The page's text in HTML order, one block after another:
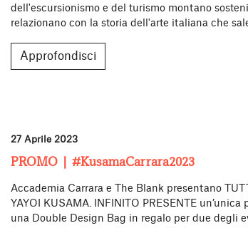
dell'escursionismo e del turismo montano
relazionano con la storia dell'arte italiana che
Approfondisci
27 Aprile 2023
PROMO | #KusamaCarrara2023
Accademia Carrara e The Blank presentano
YAYOI KUSAMA. INFINITO PRESENTE
una Double Design Bag in regalo per due degli